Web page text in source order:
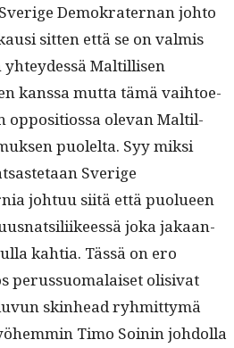
Demokra­ter­nan johto
sit­ten että se on valmis
Maltil­lisen
kanssa mut­ta tämä vai­h­toe­
oppo­si­tios­sa ole­van Maltil­
puolelta. Syy mik­si
Sverige
johtuu siitä että puolueen
joka jakaan­
kah­tia. Tässä on ero
perus­suo­ma­laiset oli­si­vat
skin­head ryh­mit­tymä
Timo Soinin johdol­la